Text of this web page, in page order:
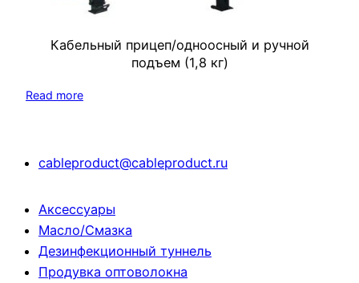
Кабельный прицеп/одноосный и ручной
подъем (1,8 кг)
Read more
cableproduct@cableproduct.ru
Аксессуары
Масло/Смазка
Дезинфекционный туннель
Продувка оптоволокна